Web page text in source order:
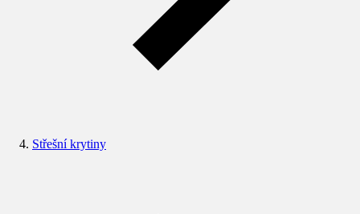
Střešní krytiny